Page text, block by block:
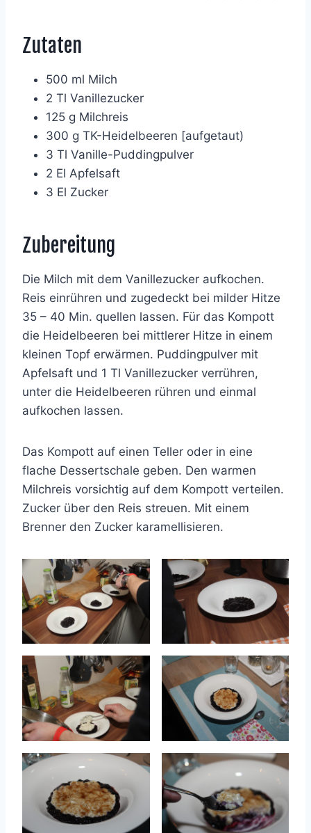
Zutaten
500 ml Milch
2 Tl Vanillezucker
125 g Milchreis
300 g TK-Heidelbeeren [aufgetaut)
3 Tl Vanille-Puddingpulver
2 El Apfelsaft
3 El Zucker
Zubereitung
Die Milch mit dem Vanillezucker aufkochen.
Reis einrühren und zugedeckt bei milder Hitze
35 – 40 Min. quellen lassen. Für das Kompott
die Heidelbeeren bei mittlerer Hitze in einem
kleinen Topf erwärmen. Puddingpulver mit
Apfelsaft und 1 Tl Vanillezucker verrühren,
unter die Heidelbeeren rühren und einmal
aufkochen lassen.
Das Kompott auf einen Teller oder in eine
flache Dessertschale geben. Den warmen
Milchreis vorsichtig auf dem Kompott verteilen.
Zucker über den Reis streuen. Mit einem
Brenner den Zucker karamellisieren.